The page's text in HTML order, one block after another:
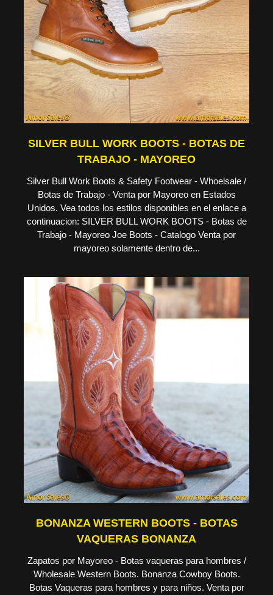
SILVER BULL WORK BOOTS - BOTAS DE
TRABAJO - MAYOREO
Silver Bull Work Boots & Safety Footwear - Whoelsale /
Botas de Trabajo - Venta por Mayoreo en Estados
Unidos. Vea todos los estilos disponibles en el enlace a
continuacion: SILVER BULL WORK BOOTS - Botas de
Trabajo - Mayoreo Joe Boots - Catalogo Venta por
mayoreo solamente dentro de...
BONANZA WESTERN BOOTS - BOTAS
VAQUERAS BONANZA
Zapatos por Mayoreo - Botas vaqueras para hombres /
Wholesale Western Boots. Bonanza Cowboy Boots.
Botas Vaqueras para hombres y para niños. Venta por